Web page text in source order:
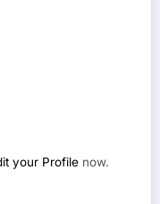
your Profile now.